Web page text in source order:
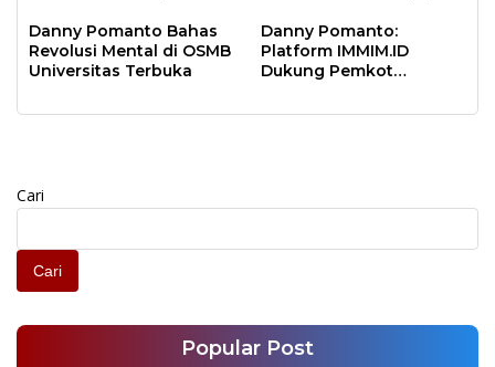
Kota Parepare Faisal
Sapada
Danny Pomanto Bahas
Revolusi Mental di OSMB
Universitas Terbuka
Danny Pomanto:
Platform IMMIM.ID
Dukung Pemkot
Tantangan Zaman dan
Cari
Cari
Popular Post